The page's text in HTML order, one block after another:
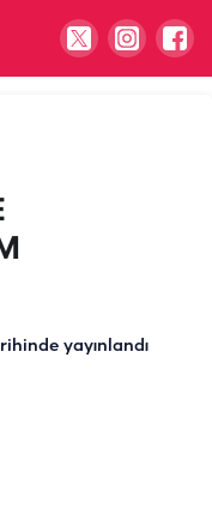
yayınlandı